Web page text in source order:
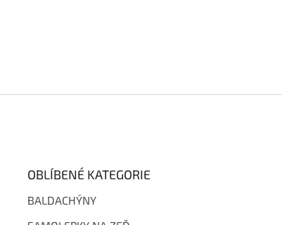
OBLÍBENÉ KATEGORIE
BALDACHÝNY